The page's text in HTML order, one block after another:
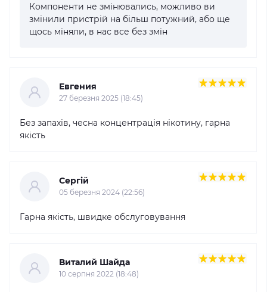
Компоненти не змінювались, можливо ви
змінили пристрій на більш потужний, або ще
щось міняли, в нас все без змін
Евгения
27 березня 2025 (18:45)
Без запахів, чесна концентрація нікотину, гарна
якість
Сергій
05 березня 2024 (22:56)
Гарна якість, швидке обслуговування
Виталий Шайда
10 серпня 2022 (18:48)